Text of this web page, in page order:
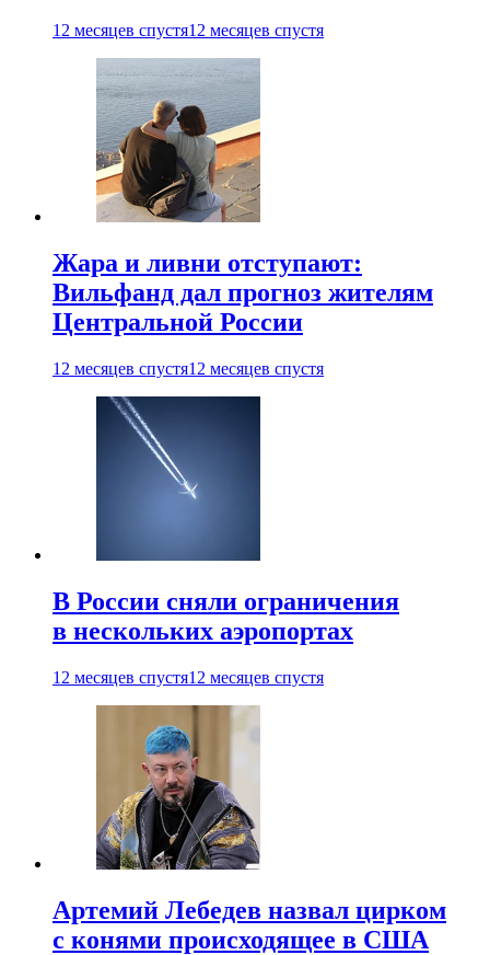
12 месяцев спустя12 месяцев спустя
Жара и ливни отступают:
Вильфанд дал прогноз жителям
Центральной России
12 месяцев спустя12 месяцев спустя
В России сняли ограничения
в нескольких аэропортах
12 месяцев спустя12 месяцев спустя
Артемий Лебедев назвал цирком
с конями происходящее в США